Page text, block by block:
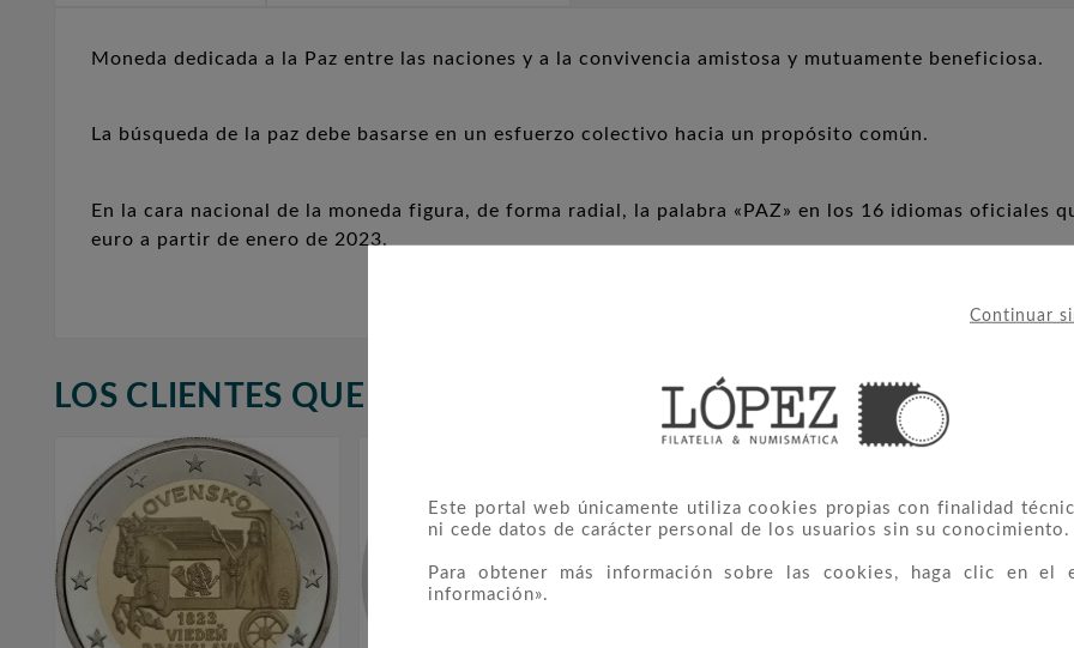
Continuar
Este portal web únicamente utiliza cookies propias con finalidad
ni cede datos de carácter personal de los usuarios sin su conocimiento.
Para obtener más información sobre las cookies, haga clic en el
información».
Moneda dedicada a la Paz entre las naciones y a la convivencia amistosa y mutuamente beneficiosa.
La búsqueda de la paz debe basarse en un esfuerzo colectivo hacia un propósito común.
En la cara nacional de la moneda figura, de forma radial, la palabra «PAZ» en los 16 idiomas oficiales
euro a partir de enero de 2023.
LOS CLIENTES QUE ADQUIRIERON ESTE PRODUCTO